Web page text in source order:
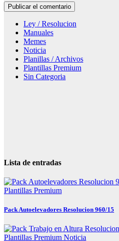
Ley / Resolucion
Manuales
Memes
Noticia
Planillas / Archivos
Plantillas Premium
Sin Categoria
Lista de entradas
Plantillas Premium
Pack Autoelevadores Resolucion 960/15
Plantillas Premium Noticia